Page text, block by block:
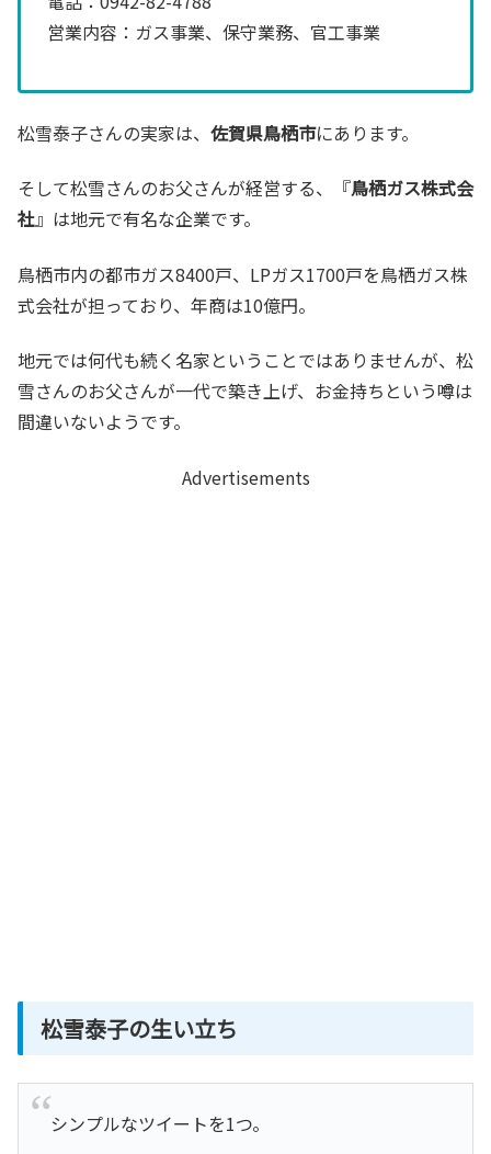
営業内容：ガス事業、保守業務、官工事業
松雪泰子さんの実家は、 佐賀県鳥栖市にあります。
そして松雪さんのお父さんが経営する、『鳥栖ガス株式会
社』は地元で有名な企業です。
鳥栖市内の都市ガス8400戸、LPガス1700戸を鳥栖ガス株
式会社が担っており、年商は10億円。
地元では何代も続く名家ということではありませんが、松
雪さんのお父さんが一代で築き上げ、お金持ちという噂は
間違いないようです。
Advertisements
松雪泰子の生い立ち
シンプルなツイートを1つ。